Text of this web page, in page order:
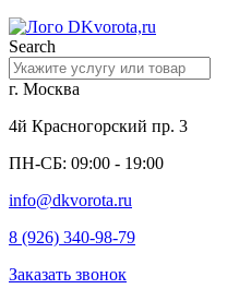
Search
г. Москва
4й Красногорский пр. 3
ПН-СБ: 09:00 - 19:00
info@dkvorota.ru
8 (926) 340-98-79
Заказать звонок